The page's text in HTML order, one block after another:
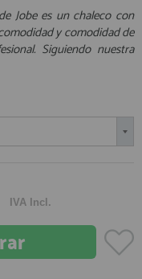
y ventajas de ser
de la Náutica
Jobe es un chaleco con
y comodidad de
Siguiendo nuestra
IVA Incl.